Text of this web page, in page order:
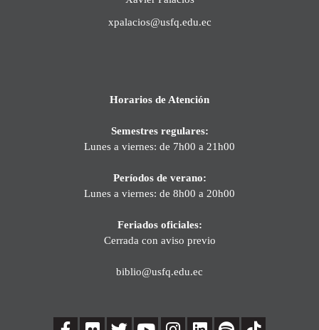
xpalacios@usfq.edu.ec
Horarios de Atención
Semestres regulares:
Lunes a viernes: de 7h00 a 21h00
Períodos de verano:
Lunes a viernes: de 8h00 a 20h00
Feriados oficiales:
Cerrada con aviso previo
biblio@usfq.edu.ec